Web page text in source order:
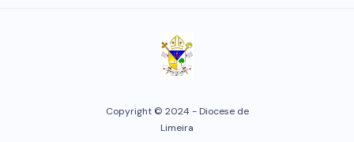
Copyright © 2024 - Diocese de
Limeira